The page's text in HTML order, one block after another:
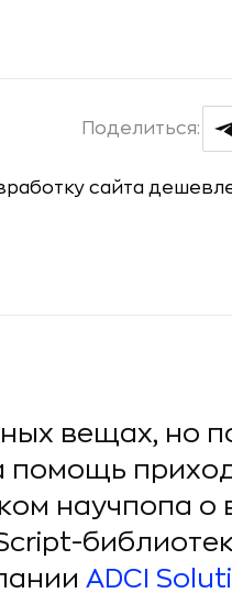
Поделиться:
вещах, но
помощь
научпопа о
ADCI